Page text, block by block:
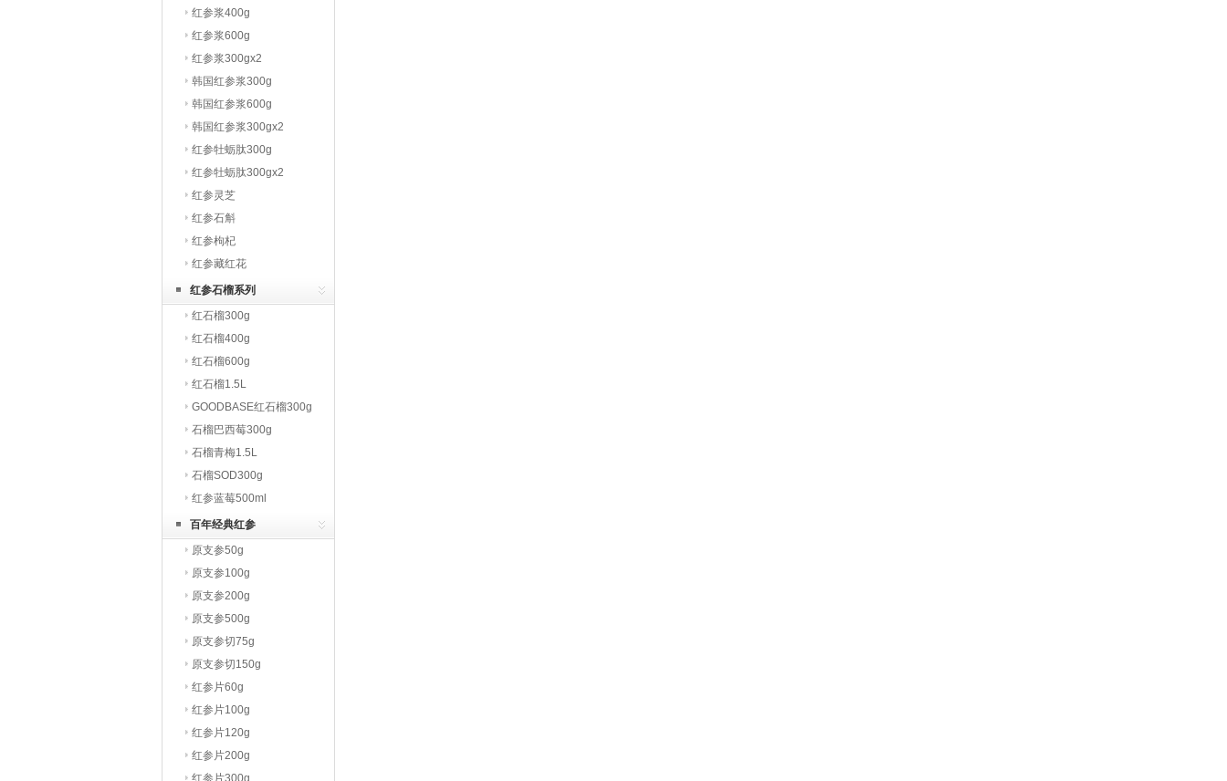
红参浆400g
红参浆600g
红参浆300gx2
韩国红参浆300g
韩国红参浆600g
韩国红参浆300gx2
红参牡蛎肽300g
红参牡蛎肽300gx2
红参灵芝
红参石斛
红参枸杞
红参藏红花
红参石榴系列
红石榴300g
红石榴400g
红石榴600g
红石榴1.5L
GOODBASE红石榴300g
石榴巴西莓300g
石榴青梅1.5L
石榴SOD300g
红参蓝莓500ml
百年经典红参
原支参50g
原支参100g
原支参200g
原支参500g
原支参切75g
原支参切150g
红参片60g
红参片100g
红参片120g
红参片200g
红参片300g